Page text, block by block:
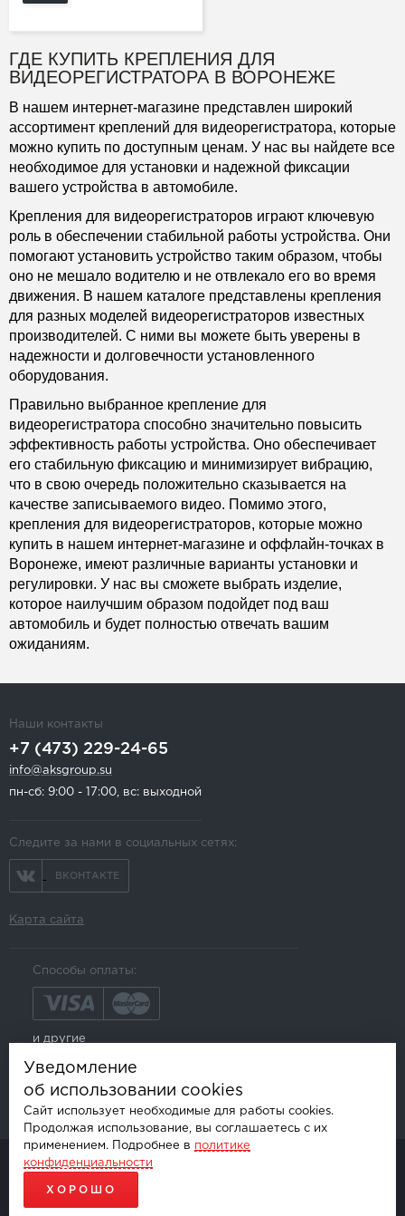
ГДЕ КУПИТЬ КРЕПЛЕНИЯ ДЛЯ
ВИДЕОРЕГИСТРАТОРА В ВОРОНЕЖЕ
В нашем интернет-магазине представлен широкий
ассортимент креплений для видеорегистратора, которые
можно купить по доступным ценам. У нас вы найдете все
необходимое для установки и надежной фиксации
вашего устройства в автомобиле.
Крепления для видеорегистраторов играют ключевую
роль в обеспечении стабильной работы устройства. Они
помогают установить устройство таким образом, чтобы
оно не мешало водителю и не отвлекало его во время
движения. В нашем каталоге представлены крепления
для разных моделей видеорегистраторов известных
производителей. С ними вы можете быть уверены в
надежности и долговечности установленного
оборудования.
Правильно выбранное крепление для
видеорегистратора способно значительно повысить
эффективность работы устройства. Оно обеспечивает
его стабильную фиксацию и минимизирует вибрацию,
что в свою очередь положительно сказывается на
качестве записываемого видео. Помимо этого,
крепления для видеорегистраторов, которые можно
купить в нашем интернет-магазине и оффлайн-точках в
Воронеже, имеют различные варианты установки и
регулировки. У нас вы сможете выбрать изделие,
которое наилучшим образом подойдет под ваш
автомобиль и будет полностью отвечать вашим
ожиданиям.
Наши контакты
+7 (473) 229-24-65
info@aksgroup.su
пн-сб: 9:00 - 17:00, вс: выходной
Следите за нами в социальных сетях:
ВКОНТАКТЕ
Карта сайта
Способы оплаты:
и другие
© AKSGROUP, 2026.
ПРОДАЖА И УСТАНОВКА АВТОМОБИЛЬНОЙ ЭЛЕКТРОНИКИ
ПРОДВИЖЕНИЕ САЙТОВ - SEO-ONLINE
Уведомление
об использовании cookies
Сайт использует необходимые для работы cookies.
Продолжая использование, вы соглашаетесь с их
применением. Подробнее в политике
конфиденциальности
ХОРОШО